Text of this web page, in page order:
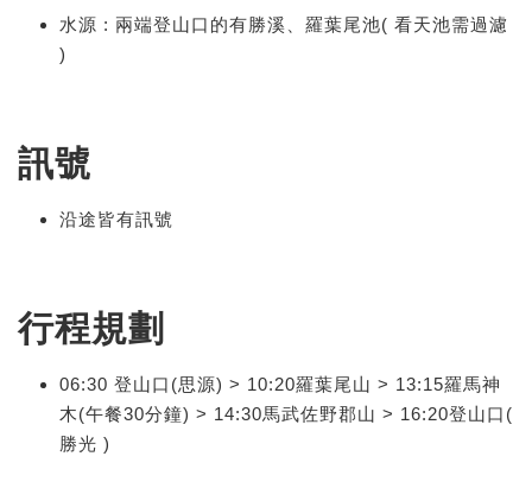
水源 : 兩端登山口的有勝溪、羅葉尾池( 看天池需過濾
)
訊號
沿途皆有訊號
行程規劃
06:30 登山口(思源) > 10:20羅葉尾山 > 13:15羅馬神
木(午餐30分鐘) > 14:30馬武佐野郡山 > 16:20登山口(
勝光 )